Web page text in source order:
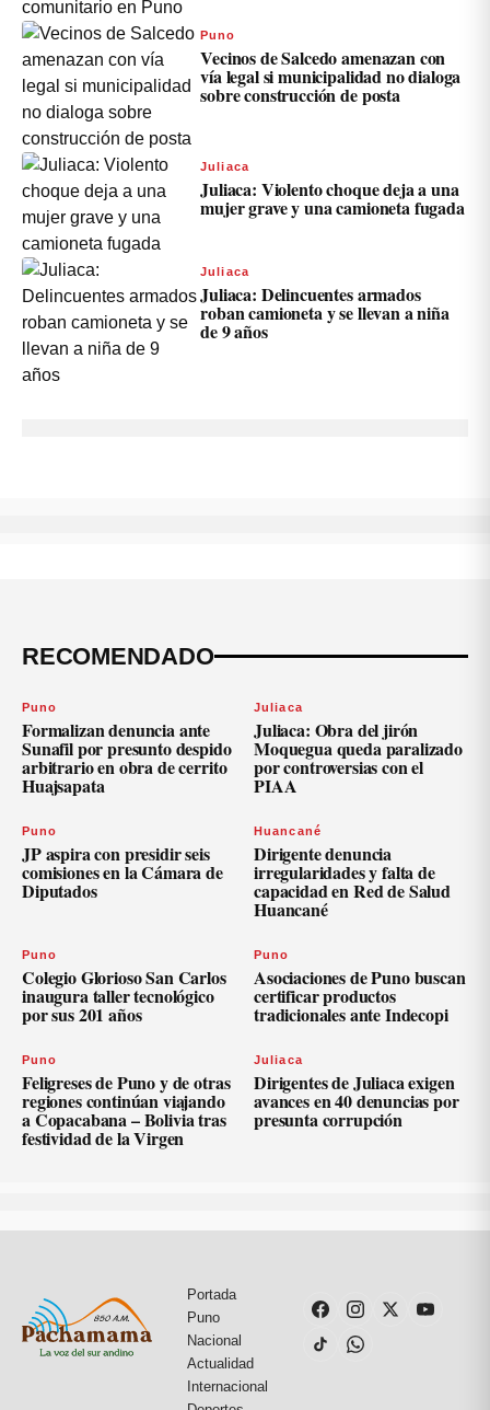
Puno
Vecinos de Salcedo amenazan con
vía legal si municipalidad no dialoga
sobre construcción de posta
Juliaca
Juliaca: Violento choque deja a una
mujer grave y una camioneta fugada
Juliaca
Juliaca: Delincuentes armados
roban camioneta y se llevan a niña
de 9 años
RECOMENDADO
Puno
Formalizan denuncia ante
Sunafil por presunto despido
arbitrario en obra de cerrito
Huajsapata
Juliaca
Juliaca: Obra del jirón
Moquegua queda paralizado
por controversias con el
PIAA
Puno
JP aspira con presidir seis
comisiones en la Cámara de
Diputados
Huancané
Dirigente denuncia
irregularidades y falta de
capacidad en Red de Salud
Huancané
Puno
Colegio Glorioso San Carlos
inaugura taller tecnológico
por sus 201 años
Puno
Asociaciones de Puno buscan
certificar productos
tradicionales ante Indecopi
Puno
Feligreses de Puno y de otras
regiones continúan viajando
a Copacabana – Bolivia tras
festividad de la Virgen
Juliaca
Dirigentes de Juliaca exigen
avances en 40 denuncias por
presunta corrupción
Portada
Puno
Nacional
Actualidad
Internacional